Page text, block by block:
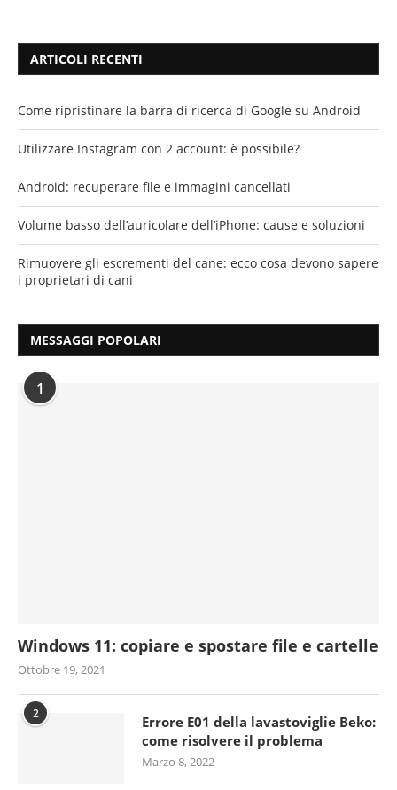
ARTICOLI RECENTI
Come ripristinare la barra di ricerca di Google su Android
Utilizzare Instagram con 2 account: è possibile?
Android: recuperare file e immagini cancellati
Volume basso dell’auricolare dell’iPhone: cause e soluzioni
Rimuovere gli escrementi del cane: ecco cosa devono sapere
i proprietari di cani
MESSAGGI POPOLARI
1
Windows 11: copiare e spostare file e cartelle
Ottobre 19, 2021
2
Errore E01 della lavastoviglie Beko:
come risolvere il problema
Marzo 8, 2022